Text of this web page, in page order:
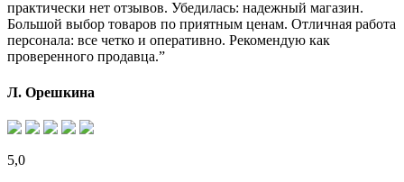
практически нет отзывов. Убедилась: надежный магазин.
Большой выбор товаров по приятным ценам. Отличная работа
персонала: все четко и оперативно. Рекомендую как
проверенного продавца.”
Л. Орешкина
5,0